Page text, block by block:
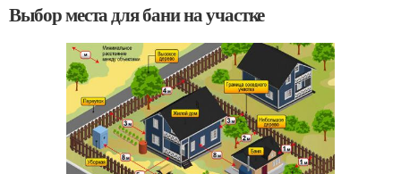
Выбор места для бани на участке